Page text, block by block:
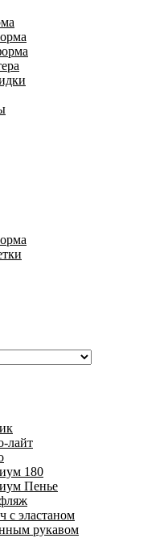
лайт
180
Пенье
с эластаном
рукавом